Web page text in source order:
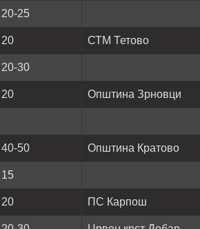
20-25
20 СТМ Тетово
20-30
20 Општина Зрновци
40-50 Општина Кратово
15
20 ПС Карпош